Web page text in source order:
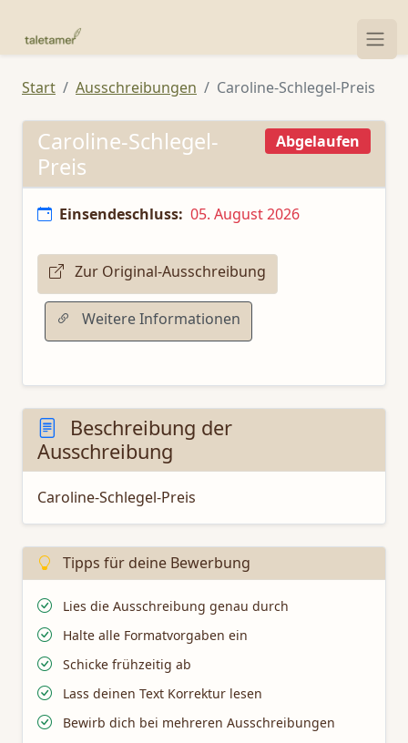
Start Ausschreibungen Caroline-Schlegel-Preis
Caroline-Schlegel-
Preis
Abgelaufen
Einsendeschluss: 05. August 2026
Zur Original-Ausschreibung
Weitere Informationen
Beschreibung der
Ausschreibung
Caroline-Schlegel-Preis
Tipps für deine Bewerbung
Lies die Ausschreibung genau durch
Halte alle Formatvorgaben ein
Schicke frühzeitig ab
Lass deinen Text Korrektur lesen
Bewirb dich bei mehreren Ausschreibungen